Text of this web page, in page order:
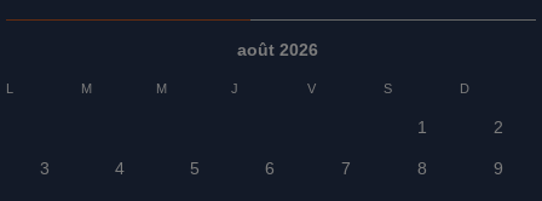
août 2026
L M M J V S D
1 2
3 4 5 6 7 8 9